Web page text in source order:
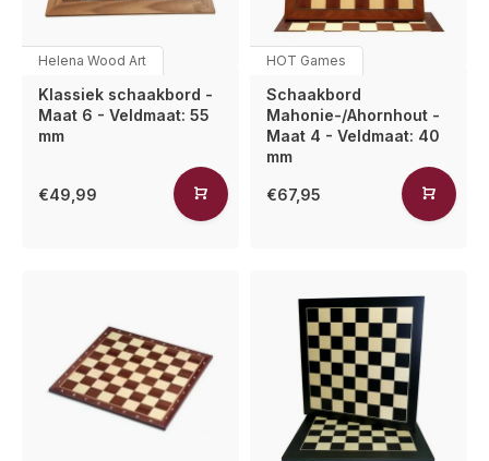
Helena Wood Art
Klassiek schaakbord -
Maat 6 - Veldmaat: 55
mm
€49,99
HOT Games
Schaakbord
Mahonie-/Ahornhout -
Maat 4 - Veldmaat: 40
mm
€67,95